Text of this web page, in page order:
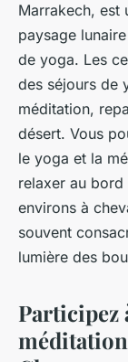
Marrakech, est
paysage
de yoga. Les
des séjours de
méditation,
désert. Vous
le yoga et la
relaxer au
environs à
souvent
lumière des
Participez